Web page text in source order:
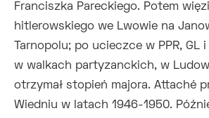
Franciszka Pareckiego. Potem
hitlerowskiego we Lwowie na
Tarnopolu; po ucieczce w PPR, GL i
w walkach partyzanckich, w
otrzymał stopień majora. Attaché
Wiedniu w latach 1946-1950.